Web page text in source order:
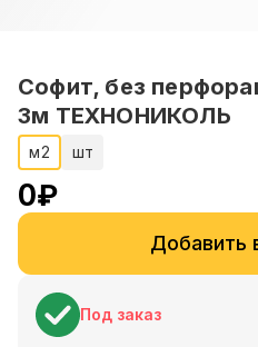
Софит, без
3м ТЕХНОНИКОЛЬ
м2 шт
0₽
Добавить
Под заказ